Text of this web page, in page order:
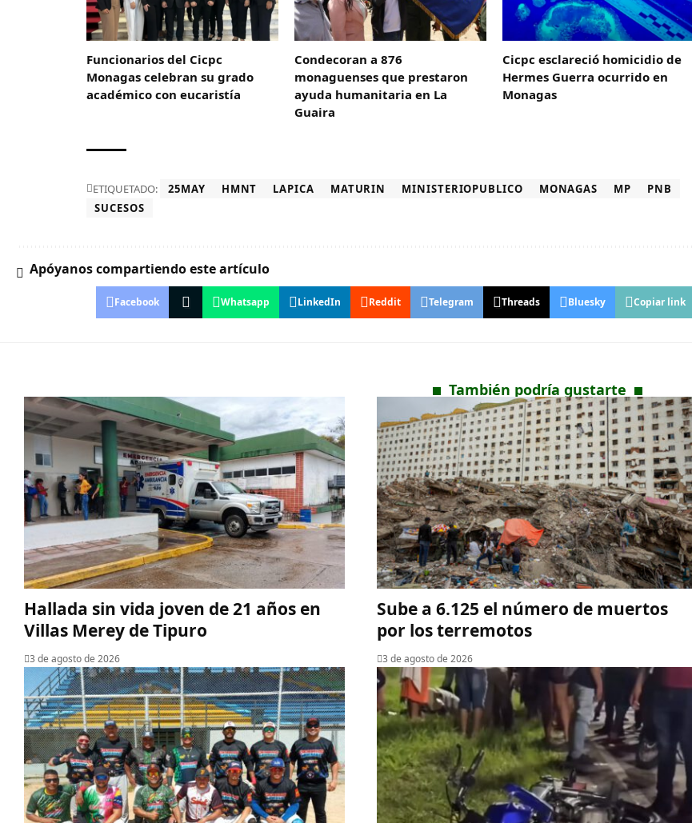
Funcionarios del Cicpc
Monagas celebran su grado
académico con eucaristía
Condecoran a 876
monaguenses que prestaron
ayuda humanitaria en La
Guaira
Cicpc esclareció homicidio de
Hermes Guerra ocurrido en
Monagas
ETIQUETADO: 25MAY HMNT LAPICA MATURIN MINISTERIOPUBLICO MONAGAS MP
PNB
SUCESOS
Apóyanos compartiendo este artículo
Facebook Whatsapp LinkedIn Reddit Telegram Threads Bluesky Copiar link
También podría gustarte
Hallada sin vida joven de 21 años en
Villas Merey de Tipuro
3 de agosto de 2026
Sube a 6.125 el número de muertos
por los terremotos
3 de agosto de 2026